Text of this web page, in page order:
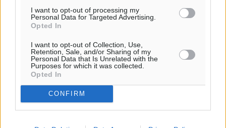
I want to opt-out of processing my
Personal Data for Targeted Advertising.
Opted In
I want to opt-out of Collection, Use,
Retention, Sale, and/or Sharing of my
Personal Data that Is Unrelated with the
Purposes for which it was collected.
Opted In
CONFIRM
Με τον Ιωνικό Σάμου η Τελχινίδα
Πραγματοποιήθηκε στα γραφεία της ΕΟΠΕ η κλήρωση
της 1ης αγωνιστικής της Β’ φάσης του Κυπέλλου